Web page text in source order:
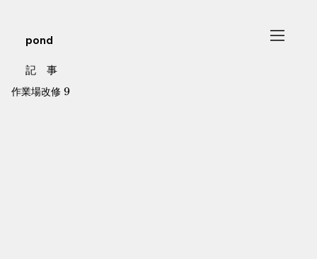
作業場改修 9
記 事
pond